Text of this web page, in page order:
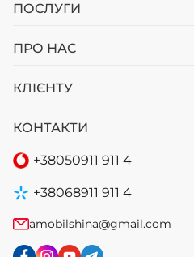
ПОСЛУГИ
ПРО НАС
КЛІЄНТУ
КОНТАКТИ
+38050911 911 4
+38068911 911 4
amobilshina@gmail.com